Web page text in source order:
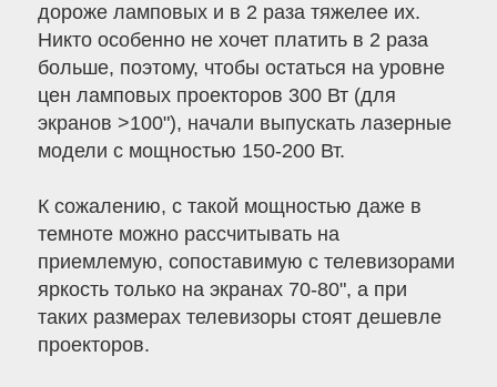
дороже ламповых и в 2 раза тяжелее их.
Никто особенно не хочет платить в 2 раза
больше, поэтому, чтобы остаться на уровне
цен ламповых проекторов 300 Вт (для
экранов >100"), начали выпускать лазерные
модели с мощностью 150-200 Вт.
К сожалению, с такой мощностью даже в
темноте можно рассчитывать на
приемлемую, сопоставимую с телевизорами
яркость только на экранах 70-80", а при
таких размерах телевизоры стоят дешевле
проекторов.